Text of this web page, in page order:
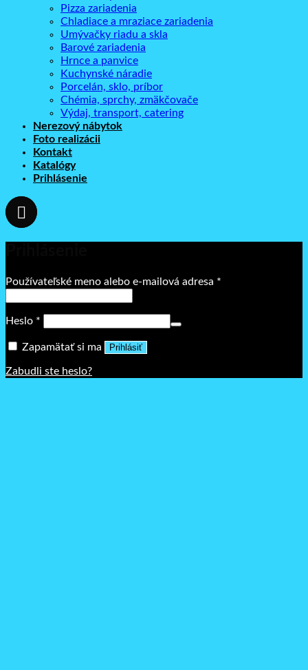
Pizza zariadenia
Chladiace a mraziace zariadenia
Umývačky riadu a skla
Barové zariadenia
Hrnce a panvice
Kuchynské náradie
Porcelán, sklo, príbor
Chémia, sprchy, zmäkčovače
Výdaj, transport, catering
Nerezový nábytok
Foto realizácii
Kontakt
Katalógy
Prihlásenie
Používateľské meno alebo e-mailová adresa *
Heslo *
Zapamätať si ma Prihlásiť
Zabudli ste heslo?